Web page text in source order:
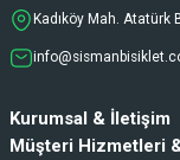
Hızlı kargo ve teslimattan
kaldım. İhtiyacımı
alışveriş oldu. Teşekkürler.
Fatih Gürcan | 15/06/2026
Kadıköy Mah. Atatürk
Kurumsal & İletişim
Müşteri Hizmetleri